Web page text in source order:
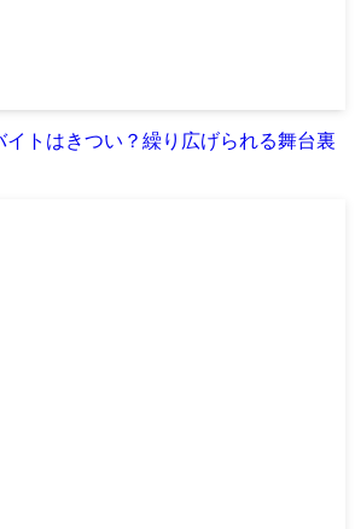
イトはきつい？繰り広げられる舞台裏